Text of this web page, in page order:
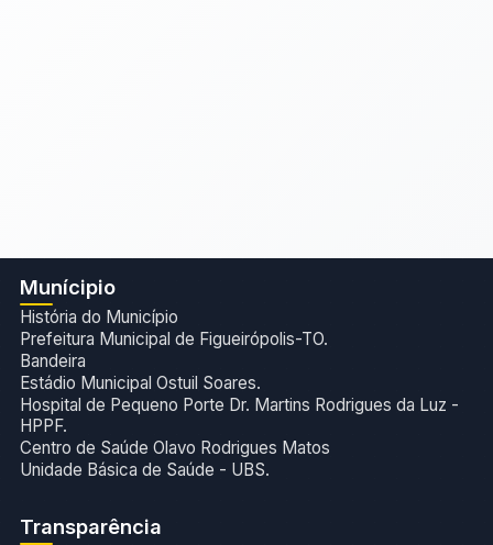
Munícipio
História do Município
Prefeitura Municipal de Figueirópolis-TO.
Bandeira
Estádio Municipal Ostuil Soares.
Hospital de Pequeno Porte Dr. Martins Rodrigues da Luz -
HPPF.
Centro de Saúde Olavo Rodrigues Matos
Unidade Básica de Saúde - UBS.
Transparência